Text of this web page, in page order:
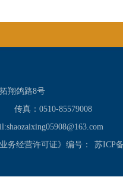
翔鸽路8号
传真：0510-85579008
务经营许可证》编号：
苏ICP